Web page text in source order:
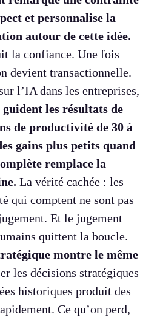
et personnalise la
autour de cette idée.
la confiance. Une fois
devient transactionnelle.
l’IA dans les entreprises,
les résultats de
de productivité de 30 à
gains plus petits quand
remplace la
La vérité cachée : les
qui comptent ne sont pas
Et le jugement
quittent la boucle.
montre le même
les décisions stratégiques
historiques produit des
Ce qu’on perd,